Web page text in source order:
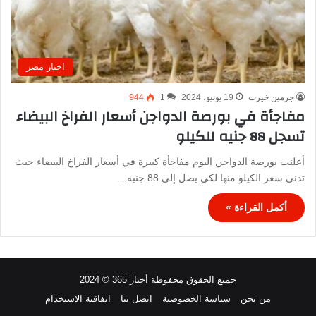
اخبار مصر
جرمين خيرت 19 يونيو، 2024 1
944
مفاجأة في بورصة الدواجن أسعار الفراخ البيضاء
تسجل 88 جنيه للكيلو
أعلنت بورصة الدواجن اليوم مفاجأة كبيرة في أسعار الفراخ البيضاء حيث
تدنى سعر الكيلو منها لكي يصل إلى 88 جنيه…
أكمل القراءة »
جميع الحقوق محفوظة أخبار 365 © 2024
من نحن
سياسة الخصوصية اتصل بنا اتفاقية الاستخدام